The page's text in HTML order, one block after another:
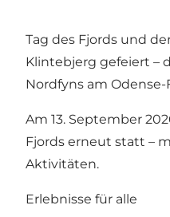
Tag des Fjords und
Klintebjerg gefeiert –
Nordfyns am Odense-
Am 13. September
Fjords erneut statt –
Aktivitäten.
Erlebnisse für alle